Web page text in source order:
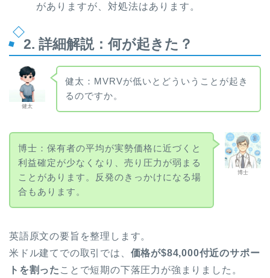
がありますが、対処法はあります。
2. 詳細解説：何が起きた？
健太
健太：MVRVが低いとどういうことが起き
るのですか。
博士
博士：保有者の平均が実勢価格に近づくと
利益確定が少なくなり、売り圧力が弱まる
ことがあります。反発のきっかけになる場
合もあります。
英語原文の要旨を整理します。
米ドル建てでの取引では、 価格が$84,000付近のサポー
トを割った ことで短期の下落圧力が強まりました。